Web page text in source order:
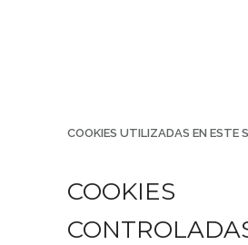
COOKIES UTILIZADAS EN ESTE
COOKIES